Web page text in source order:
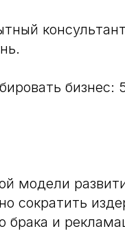
бизнес:
модели
сократить
брака и